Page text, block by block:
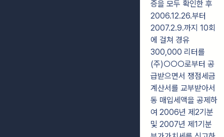
증을 모두 확인한 후
2006.12.26.부터
2007.2.9.까지 10회
에 걸쳐 경유
300,000 리터를
(주)○○○로부터 공
급받으면서 쟁점세금
계산서를 교부받아서
동 매입세액을 공제하
여 2006년 제2기분
및 2007년 제1기분